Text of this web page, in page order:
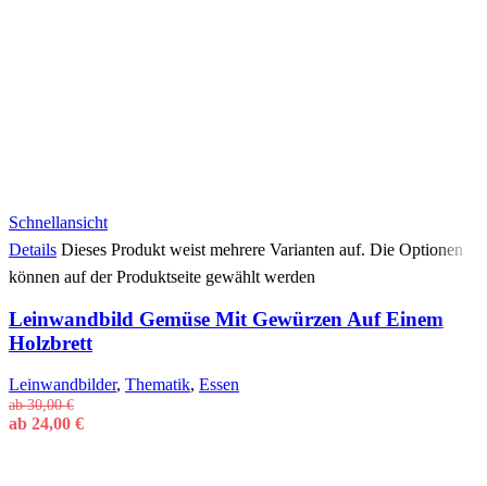
Schnellansicht
Details Dieses Produkt weist mehrere Varianten auf. Die Optionen
können auf der Produktseite gewählt werden
Leinwandbild Gemüse Mit Gewürzen Auf Einem
Holzbrett
Leinwandbilder, Thematik, Essen
ab30,00€
ab 24,00 €